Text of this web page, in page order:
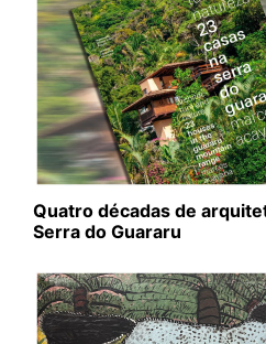
Quatro décadas de
Serra do Guararu